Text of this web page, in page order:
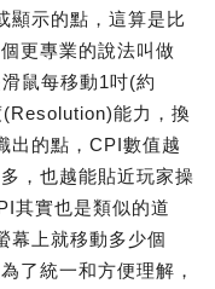
顯示的點，這算是比
更專業的說法叫做
鼠每移動1吋(約
能力，換
出的點，CPI數值越
，也越能貼近玩家操
其實也是類似的道
幕上就移動多少個
了統一和方便理解，